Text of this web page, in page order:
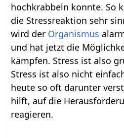
hochkrabbeln konnte. So
die Stressreaktion sehr
wird der Organismus
und hat jetzt die
kämpfen. Stress ist also
Stress ist also nicht
heute so oft darunter
hilft, auf die
reagieren.